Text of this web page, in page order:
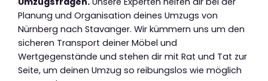
Planung und Organisation deines Umzugs von
Nürnberg nach Stavanger. Wir kümmern uns um den
sicheren Transport deiner Möbel und
Wertgegenstände und stehen dir mit Rat und Tat zur
Seite, um deinen Umzug so reibungslos wie möglich